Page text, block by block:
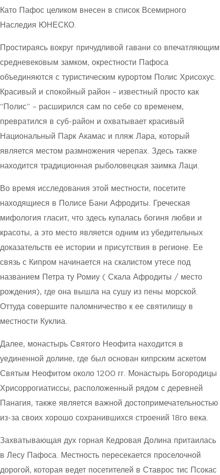
Като Пафос целиком внесен в список Всемирного
Наследия ЮНЕСКО.
Простираясь вокруг причудливой гавани со впечатляющим
средневековым замком, окрестности Пафоса
объединяются с туристическим курортом Полис Хрисохус.
Красивый и спокойный район – известный просто как
“Полис” – расширился сам по себе со временем,
превратился в суб-район и охватывает красивый
Национальный Парк Акамас и пляж Лара, который
является местом размножения черепах. Здесь также
находится традиционная рыболовецкая заимка Лаци.
Во время исследования этой местности, посетите
находящиеся в Полисе Бани Афродиты. Греческая
мифология гласит, что здесь купалась богиня любви и
красоты, а это место является одним из убедительных
доказательств ее истории и присутствия в регионе. Ее
связь с Кипром начинается на скалистом утесе под
названием Петра ту Ромиу ( Скала Афродиты / место
рождения), где она вышла на сушу из пены морской.
Оттуда совершите паломничество к ее святилищу в
местности Куклиа.
Далее, монастырь Святого Неофита находится в
уединенной долине, где был основан кипрским аскетом
Святым Неофитом около 1200 гг. Монастырь Богородицы
Хрисоррогиатиссы, расположенный рядом с деревней
Панагия, также является важной достопримечательностью
из-за своих хорошо сохранившихся строений 18го века.
Захватывающая дух горная Кедровая Долина притаилась
в Лесу Пафоса. Местность пересекается проселочной
дорогой, которая ведет посетителей в Ставрос тис Псокас